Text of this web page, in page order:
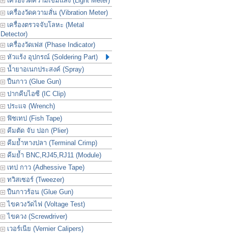
เครื่องวัดความสั่น (Vibration Meter)
เครื่องตรวจจับโลหะ (Metal
Detector)
เครื่องวัดเฟส (Phase Indicator)
หัวแร้ง อุปกรณ์ (Soldering Part)
น้ำยาอเนกประสงค์ (Spray)
ปืนกาว (Glue Gun)
ปากคีบไอซี (IC Clip)
ประเเจ (Wrench)
ฟิชเทป (Fish Tape)
คีมตัด จับ ปอก (Plier)
คีมย้ำหางปลา (Terminal Crimp)
คีมย้ำ BNC,RJ45,RJ11 (Module)
เทป กาว (Adhessive Tape)
ทวิสเซอร์ (Tweezer)
ปืนกาวร้อน (Glue Gun)
ไขควงวัดไฟ (Voltage Test)
ไขควง (Screwdriver)
เวอร์เนีย (Vernier Calipers)